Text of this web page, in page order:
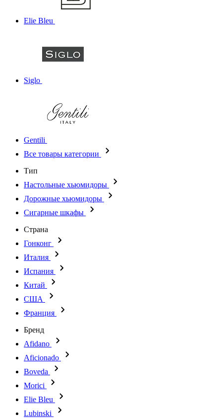
Elie Bleu
Siglo
Gentili
Все товары категории
Тип
Настольные хьюмидоры
Дорожные хьюмидоры
Сигарные шкафы
Страна
Гонконг
Италия
Испания
Китай
США
Франция
Бренд
Afidano
Aficionado
Boveda
Morici
Elie Bleu
Lubinski